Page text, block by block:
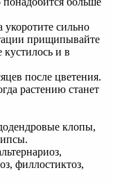
укоротите сильно
прищипывайте
кустилось и в
после цветения.
растению станет
клопы,
филлостиктоз,